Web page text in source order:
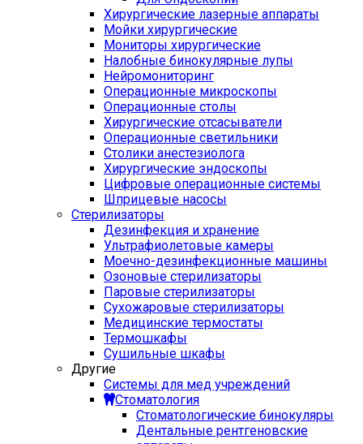
Хирургические лазерные аппараты
Мойки хирургические
Мониторы хирургические
Налобные бинокулярные лупы
Нейромониторинг
Операционные микроскопы
Операционные столы
Хирургические отсасыватели
Операционные светильники
Столики анестезиолога
Хирургические эндоскопы
Цифровые операционные системы
Шприцевые насосы
Стерилизаторы
Дезинфекция и хранение
Ультрафиолетовые камеры
Моечно-дезинфекционные машины
Озоновые стерилизаторы
Паровые стерилизаторы
Сухожаровые стерилизаторы
Медицинские термостаты
Термошкафы
Сушильные шкафы
Другие
Системы для мед учреждений
Стоматология
Стоматологические бинокуляры
Дентальные рентгеновские